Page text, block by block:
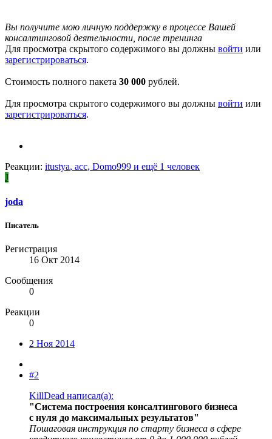
Вы получите мою личную поддержку в процессе Вашей
консалтинговой деятельности, после тренинга
Для просмотра скрытого содержимого вы должны войти или
зарегистрироваться.
Стоимость полного пакета 30 000 рублей.
Для просмотра скрытого содержимого вы должны войти или
зарегистрироваться.
Реакции: itustya, асс, Domo999 и ещё 1 человек
J
joda
Писатель
Регистрация
16 Окт 2014
Сообщения
0
Реакции
0
2 Ноя 2014
#2
KillDead написал(а):
"Система построения консалтингового бизнеса
с нуля до максимальных результатов"
Пошаговая инструкция по старту бизнеса в сфере